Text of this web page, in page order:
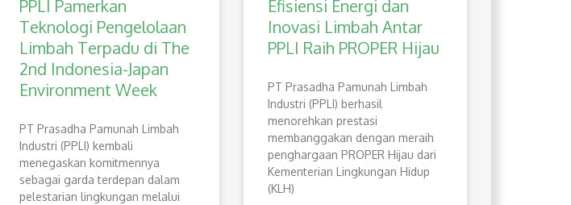
PPLI Pamerkan
Teknologi Pengelolaan
Limbah Terpadu di The
2nd Indonesia-Japan
Environment Week
PT Prasadha Pamunah Limbah
Industri (PPLI) kembali
menegaskan komitmennya
sebagai garda terdepan dalam
pelestarian lingkungan melalui
Efisiensi Energi dan
Inovasi Limbah Antar
PPLI Raih PROPER Hijau
PT Prasadha Pamunah Limbah
Industri (PPLI) berhasil
menorehkan prestasi
membanggakan dengan meraih
penghargaan PROPER Hijau dari
Kementerian Lingkungan Hidup
(KLH)